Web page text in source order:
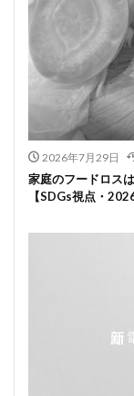
2026年7月29日
家庭のフードロス
【SDGs視点・